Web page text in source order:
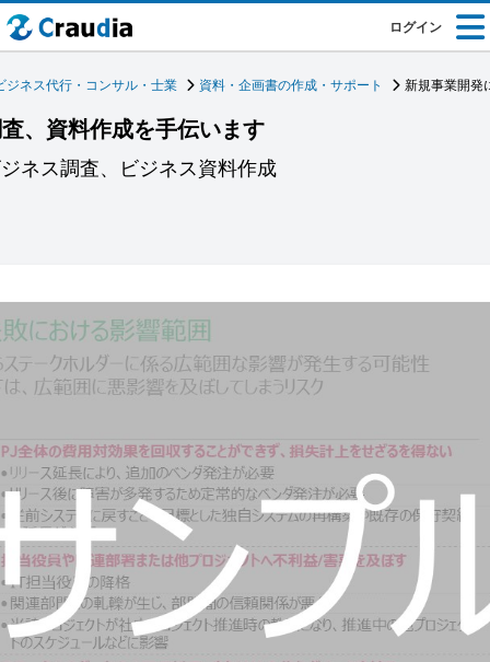
ログイン
ジネス代行・コンサル・士業 資料・企画書の作成・サポート 新規事業開発
、資料作成を手伝います
ネス調査、ビジネス資料作成